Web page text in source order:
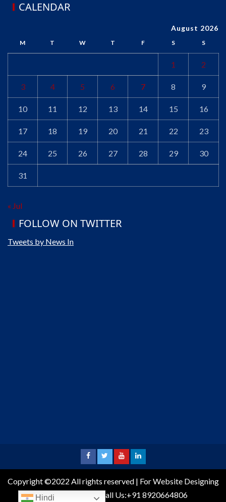
CALENDAR
August 2026
M T W T F S S
1 2
3 4 5 6 7 8 9
10 11 12 13 14 15 16
17 18 19 20 21 22 23
24 25 26 27 28 29 30
31
« Jul
FOLLOW ON TWITTER
Tweets by News In
Copyright ©2022 All rights reserved | For Website Designing
and Development call Us:+91 8920664806
Hindi